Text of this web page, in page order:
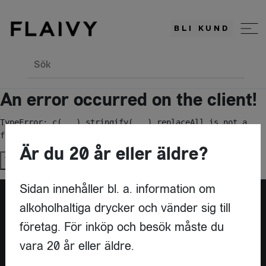
BLI KUND
Sök
An error occurred on the client!
TypeError: c(...).stringify(...).replaceAll is not a
function
Try again
Är du leverantör?
Är du 20 år eller äldre?
Sidan innehåller bl. a. information om
alkoholhaltiga drycker och vänder sig till
företag. För inköp och besök måste du
vara 20 år eller äldre.